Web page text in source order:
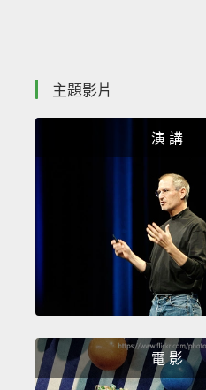
主題影片
演 講
電 影